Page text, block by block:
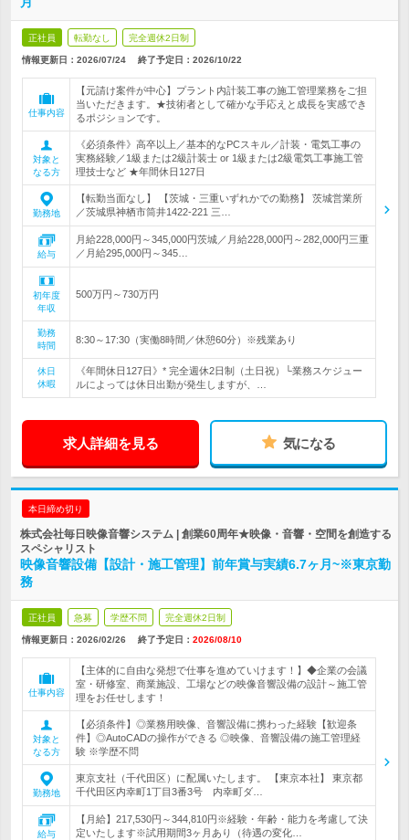
正社員 転勤なし 完全週休2日制
情報更新日：2026/07/24 終了予定日： 2026/10/22
仕事内容
【元請け案件が中心】プラント内計装工事の施工管理業務をご担
当いただきます。★技術者として確かな手応えと成長を実感でき
るポジションです。
対象と
なる方
《必須条件》高卒以上／基本的なPCスキル／計装・電気工事の
実務経験／1級または2級計装士 or 1級または2級電気工事施工管
理技士など ★年間休日127日
勤務地
【転勤当面なし】 【茨城・三重いずれかでの勤務】 茨城営業所
／茨城県神栖市筒井1422-221 三…
給与
月給228,000円～345,000円茨城／月給228,000円～282,000円三重
／月給295,000円～345…
初年度
年収
500万円～730万円
勤務
時間
8:30～17:30（実働8時間／休憩60分）※残業あり
休日
休暇
《年間休日127日》* 完全週休2日制（土日祝）└業務スケジュー
ルによっては休日出勤が発生しますが、…
求人詳細を見る 気になる
本日締め切り
株式会社毎日映像音響システム | 創業60周年★映像・音響・空間を創造する
スペシャリスト
映像音響設備【設計・施工管理】前年賞与実績6.7ヶ月~※東京勤
務
正社員 急募 学歴不問 完全週休2日制
情報更新日：2026/02/26 終了予定日： 2026/08/10
仕事内容
【主体的に自由な発想で仕事を進めていけます！】◆企業の会議
室・研修室、商業施設、工場などの映像音響設備の設計～施工管
理をお任せします！
対象と
なる方
【必須条件】◎業務用映像、音響設備に携わった経験【歓迎条
件】◎AutoCADの操作ができる ◎映像、音響設備の施工管理経
験 ※学歴不問
勤務地
東京支社（千代田区）に配属いたします。 【東京本社】 東京都
千代田区内幸町1丁目3番3号 内幸町ダ…
給与
【月給】217,530円～344,810円※経験・年齢・能力を考慮して決
定いたします※試用期間3ヶ月あり（待遇の変化…